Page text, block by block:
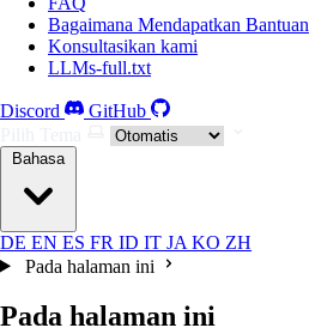
Bagaimana Mendapatkan Bantuan
Konsultasikan kami
LLMs-full.txt
Discord
GitHub
Bahasa
DE EN ES FR ID IT JA KO ZH
Pada halaman ini
Pada halaman ini